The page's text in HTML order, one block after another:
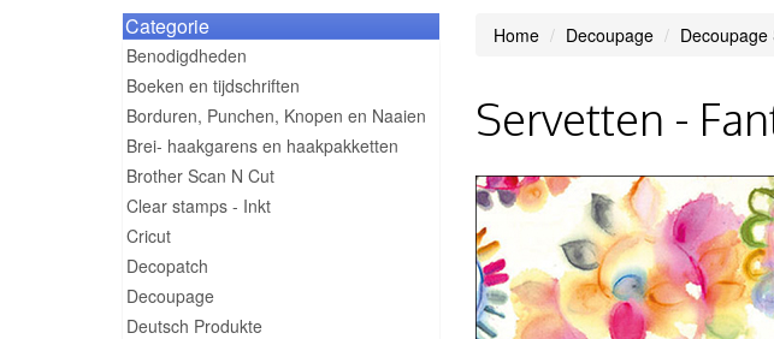
Categorie
Benodigdheden
Boeken en tijdschriften
Borduren, Punchen, Knopen en Naaien
Brei- haakgarens en haakpakketten
Brother Scan N Cut
Clear stamps - Inkt
Cricut
Decopatch
Decoupage
Deutsch Produkte
Home Decoupage Decoupage
Servetten -